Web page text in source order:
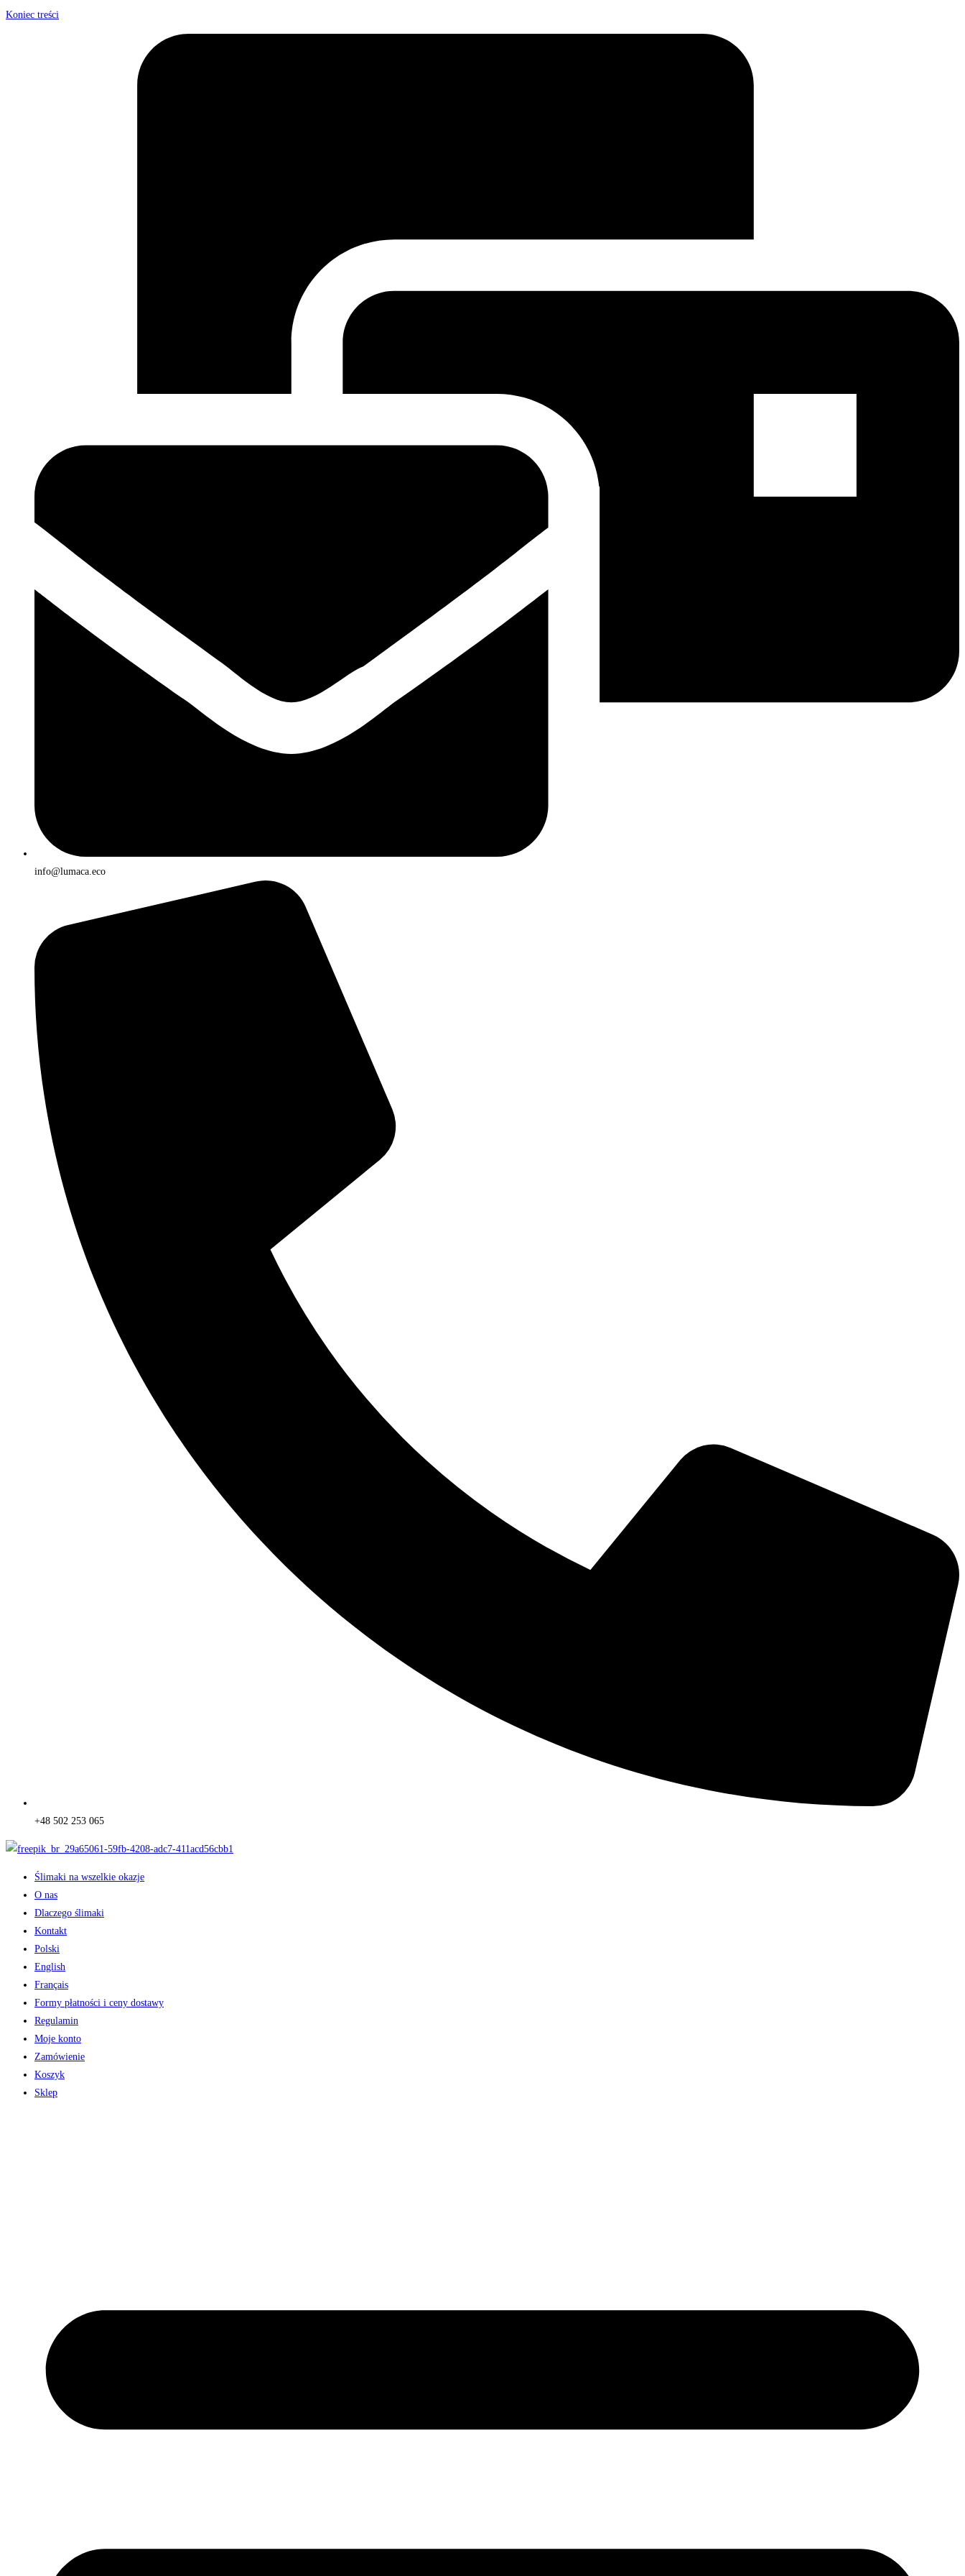
Koniec treści
info@lumaca.eco
+48 502 253 065
Ślimaki na wszelkie okazje
O nas
Dlaczego ślimaki
Kontakt
Polski
English
Français
Formy płatności i ceny dostawy
Regulamin
Moje konto
Zamówienie
Koszyk
Sklep